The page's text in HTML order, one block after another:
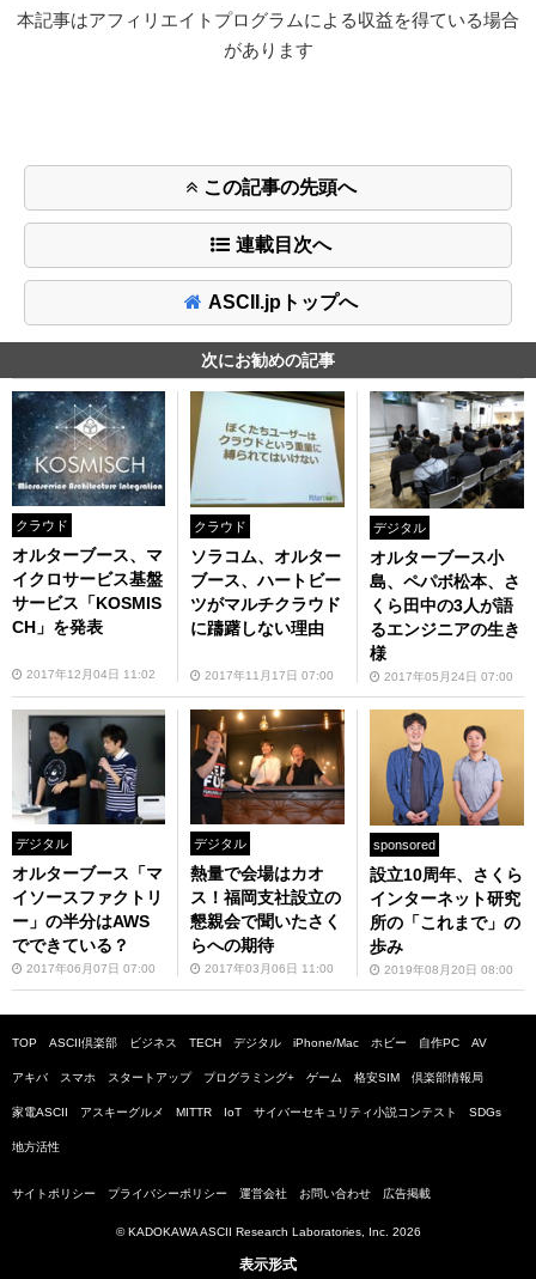
本記事はアフィリエイトプログラムによる収益を得ている場合
があります
この記事の先頭へ
連載目次へ
ASCII.jpトップへ
次にお勧めの記事
クラウド
オルターブース、マ
イクロサービス基盤
サービス「KOSMIS
CH」を発表
2017年12月04日 11:02
クラウド
ソラコム、オルター
ブース、ハートビー
ツがマルチクラウド
に躊躇しない理由
2017年11月17日 07:00
デジタル
オルターブース小
島、ペパボ松本、さ
くら田中の3人が語
るエンジニアの生き
様
2017年05月24日 07:00
デジタル
オルターブース「マ
イソースファクトリ
ー」の半分はAWS
でできている？
2017年06月07日 07:00
デジタル
熱量で会場はカオ
ス！福岡支社設立の
懇親会で聞いたさく
らへの期待
2017年03月06日 11:00
sponsored
設立10周年、さくら
インターネット研究
所の「これまで」の
歩み
2019年08月20日 08:00
TOP ASCII倶楽部 ビジネス TECH デジタル iPhone/Mac ホビー 自作PC AV
アキバ スマホ スタートアップ プログラミング+ ゲーム 格安SIM 倶楽部情報局
家電ASCII アスキーグルメ MITTR IoT サイバーセキュリティ小説コンテスト SDGs
地方活性
サイトポリシー プライバシーポリシー 運営会社 お問い合わせ 広告掲載
© KADOKAWA ASCII Research Laboratories, Inc. 2026
表示形式